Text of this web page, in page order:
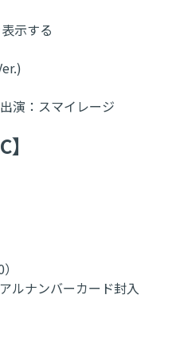
示する
出演： スマイレージ
）
ルナンバーカード封入